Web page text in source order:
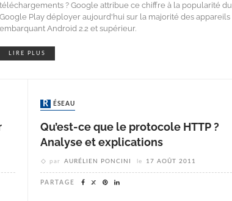
téléchargements ? Google attribue ce chiffre à la popularité du
Google Play déployer aujourd'hui sur ​​la majorité des appareils
embarquant Android 2.2 et supérieur.
LIRE PLUS
RÉSEAU
Qu’est-ce que le protocole HTTP ?
Analyse et explications
par AURÉLIEN PONCINI le 17 AOÛT 2011
PARTAGE